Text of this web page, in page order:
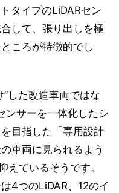
タイプのLiDARセン
して、張り出しを極
ころが特徴的でし
した改造車両ではな
ンサーを一体化したシ
目指した「専用設計
車両に見られるよう
えているそうです。
4つのLiDAR、12のイ